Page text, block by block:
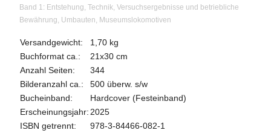
Band 1: Entstehung, Technik, Versuchsergebnisse und betriebliche
Bewährung, Umbauten, Museumslokomotiven
Versandgewicht:
1,70 kg
Buchformat ca.:
21x30 cm
Anzahl Seiten:
344
Bilderanzahl ca.:
500 überw. s/w
Bucheinband:
Hardcover (Festeinband)
Erscheinungsjahr:2025
ISBN getrennt:
978-3-84466-082-1